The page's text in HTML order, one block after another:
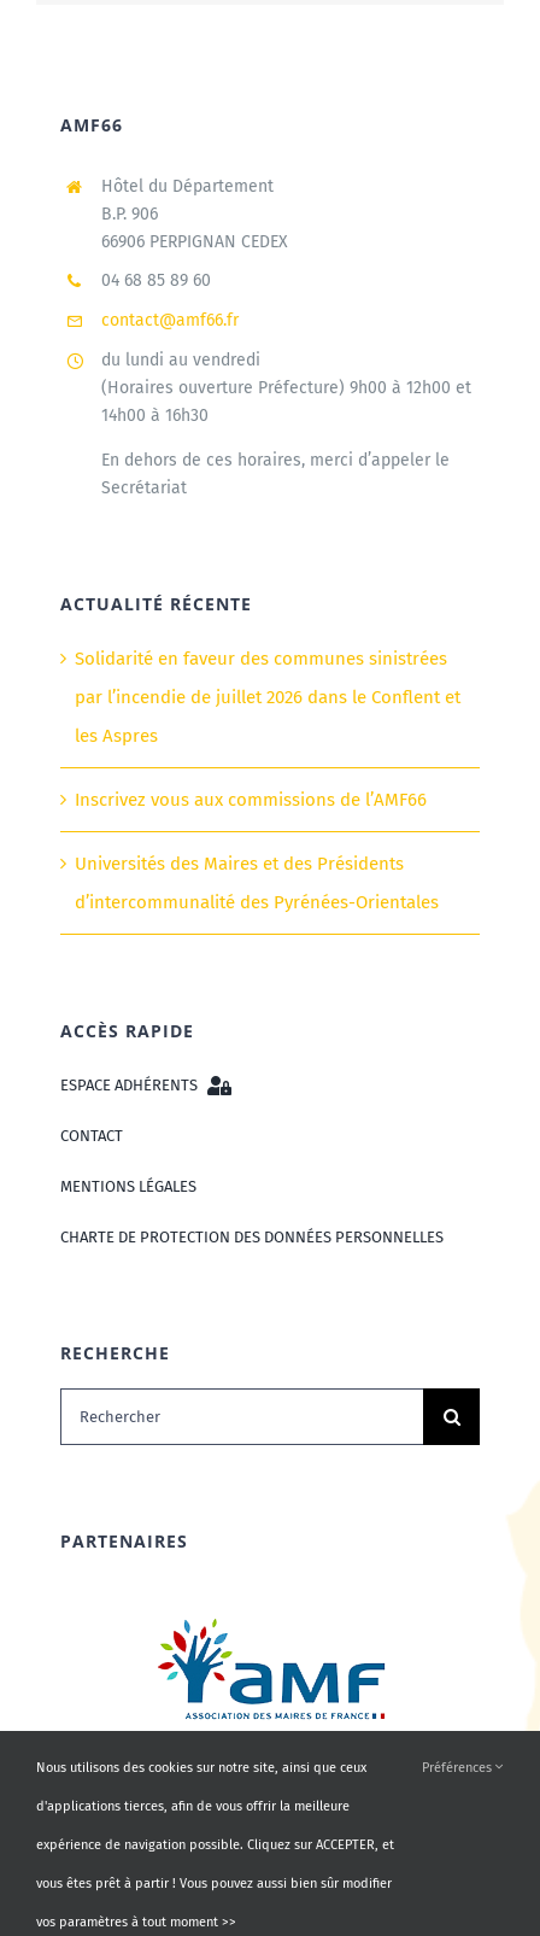
AMF66
Hôtel du Département
B.P. 906
66906 PERPIGNAN CEDEX
04 68 85 89 60
contact@amf66.fr
du lundi au vendredi
(Horaires ouverture Préfecture) 9h00 à 12h00 et
14h00 à 16h30
En dehors de ces horaires, merci d’appeler le
Secrétariat
ACTUALITÉ RÉCENTE
Solidarité en faveur des communes sinistrées
par l’incendie de juillet 2026 dans le Conflent et
les Aspres
Inscrivez vous aux commissions de l’AMF66
Universités des Maires et des Présidents
d’intercommunalité des Pyrénées-Orientales
ACCÈS RAPIDE
ESPACE ADHÉRENTS
CONTACT
MENTIONS LÉGALES
CHARTE DE PROTECTION DES DONNÉES PERSONNELLES
RECHERCHE
Rechercher:
PARTENAIRES
Nous utilisons des cookies sur notre site, ainsi que ceux
d'applications tierces, afin de vous offrir la meilleure
expérience de navigation possible. Cliquez sur ACCEPTER, et
vous êtes prêt à partir ! Vous pouvez aussi bien sûr modifier
vos paramètres à tout moment >>
Préférences